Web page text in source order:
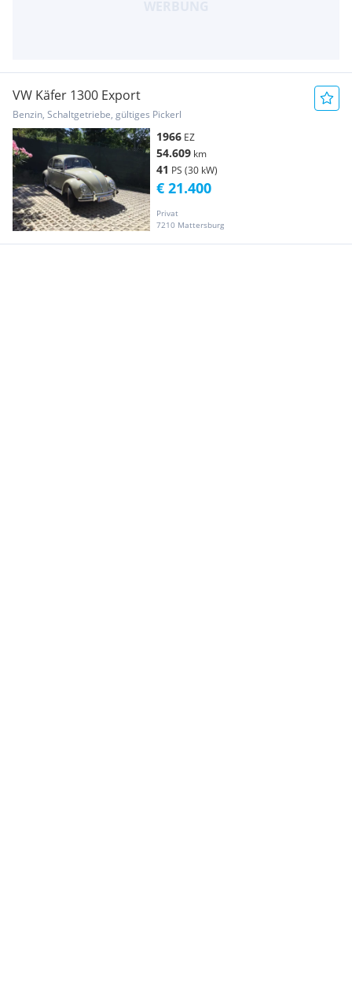
VW Käfer 1300 Export
Benzin, Schaltgetriebe, gültiges Pickerl
1966 EZ
54.609 km
41 PS (30 kW)
Privat
7210 Mattersburg
€ 21.400